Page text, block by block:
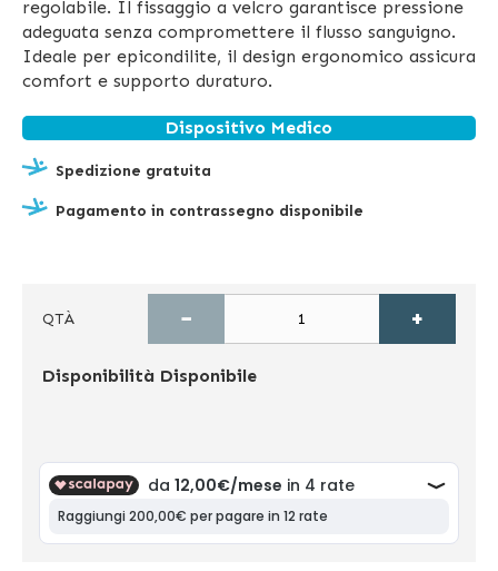
regolabile. Il fissaggio a velcro garantisce pressione
adeguata senza compromettere il flusso sanguigno.
Ideale per epicondilite, il design ergonomico assicura
comfort e supporto duraturo.
Dispositivo Medico
Spedizione gratuita
Pagamento in contrassegno disponibile
QTÀ − +
Disponibilità Disponibile